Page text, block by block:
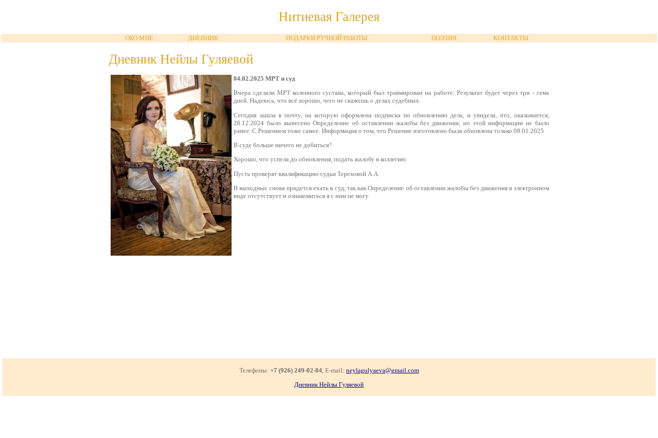
Нитиевая Галерея
ОБО МНЕ ДНЕВНИК ПОДАРКИ РУЧНОЙ РАБОТЫ ПОЭЗИЯ КОНТАКТЫ
Дневник Нейлы Гуляевой
04.02.2025 МРТ и суд
Вчера сделали МРТ коленного сустава, который был травмирован на работе. Результат будет через три - семь
дней. Надеюсь, что всё хорошо, чего не скажешь о делах судебных.
Сегодня зашла в почту, на которую оформлена подписка по обновлению дела, и увидела, что, оказывается,
28.12.2024 было вынесено Определение об оставлении жалобы без движения, но этой информации не было
ранее. С Решением тоже самое. Информация о том, что Решение изготовлено была обновлена только 08.01.2025
В суде больше ничего не добиться?
Хорошо, что успела до обновления, подать жалобу в коллегию.
Пусть проверят квалификацию судьи Тереховой А.А.
В выходные снова придется ехать в суд, так как Определение об оставлении жалобы без движения в электронном
виде отсутствует и ознакомиться я с ним не могу.
Телефоны: +7 (926) 249-02-84, E-mail: neylagulyaeva@gmail.com
Дневник Нейлы Гуляевой